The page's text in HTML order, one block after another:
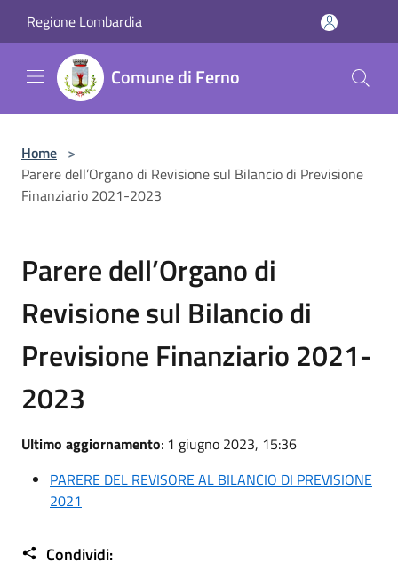
Regione Lombardia
Comune di Ferno
Home >
Parere dell’Organo di Revisione sul Bilancio di Previsione
Finanziario 2021-2023
Parere dell’Organo di
Revisione sul Bilancio di
Previsione Finanziario 2021-
2023
Ultimo aggiornamento: 1 giugno 2023, 15:36
PARERE DEL REVISORE AL BILANCIO DI PREVISIONE
2021
Condividi: